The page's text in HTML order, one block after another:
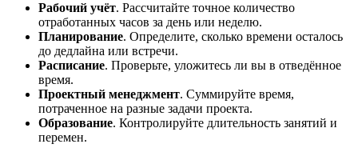
Рабочий учёт. Рассчитайте точное количество
отработанных часов за день или неделю.
Планирование. Определите, сколько времени осталось
до дедлайна или встречи.
Расписание. Проверьте, уложитесь ли вы в отведённое
время.
Проектный менеджмент. Суммируйте время,
потраченное на разные задачи проекта.
Образование. Контролируйте длительность занятий и
перемен.